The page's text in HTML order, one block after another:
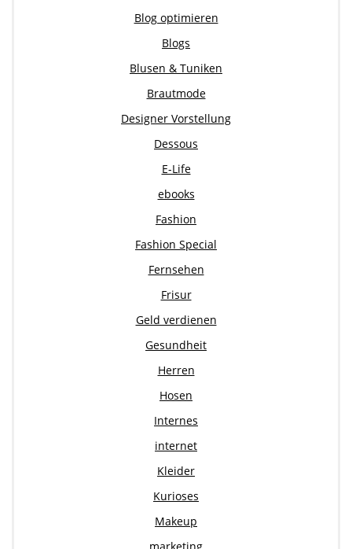
Blog optimieren
Blogs
Blusen & Tuniken
Brautmode
Designer Vorstellung
Dessous
E-Life
ebooks
Fashion
Fashion Special
Fernsehen
Frisur
Geld verdienen
Gesundheit
Herren
Hosen
Internes
internet
Kleider
Kurioses
Makeup